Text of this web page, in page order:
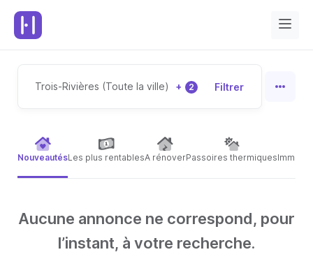
Trois-Rivières (Toute la ville) + 2 Filtrer
NouveautésLes plus rentablesA rénoverPassoires thermiques
Aucune annonce ne correspond, pour
l’instant, à votre recherche.